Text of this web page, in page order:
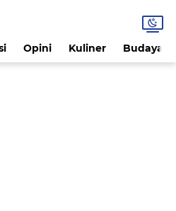
Opini Kuliner Budaya